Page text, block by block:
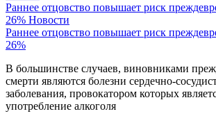
Раннее отцовство повышает риск
26% Новости
Раннее отцовство повышает риск
26%
В большинстве случаев, виновниками
смерти являются болезни сердечно-
заболевания, провокатором которых
употребление алкоголя